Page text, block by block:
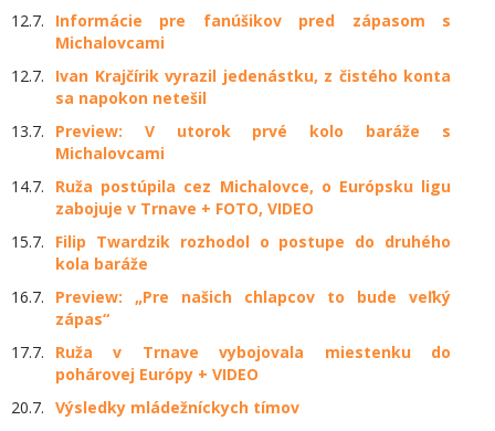
12.7.
Informácie pre fanúšikov pred zápasom s
Michalovcami
12.7.
Ivan Krajčírik vyrazil jedenástku, z čistého konta
sa napokon netešil
13.7.
Preview: V utorok prvé kolo baráže s
Michalovcami
14.7.
Ruža postúpila cez Michalovce, o Európsku ligu
zabojuje v Trnave + FOTO, VIDEO
15.7.
Filip Twardzik rozhodol o postupe do druhého
kola baráže
16.7.
Preview: „Pre našich chlapcov to bude veľký
zápas“
17.7.
Ruža v Trnave vybojovala miestenku do
pohárovej Európy + VIDEO
20.7. Výsledky mládežníckych tímov